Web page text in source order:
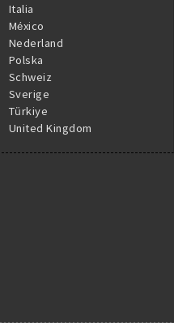
Italia
México
Nederland
Polska
Schweiz
Sverige
Türkiye
United Kingdom